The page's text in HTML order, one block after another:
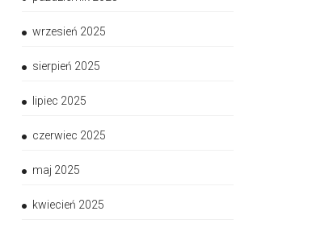
wrzesień 2025
sierpień 2025
lipiec 2025
czerwiec 2025
maj 2025
kwiecień 2025